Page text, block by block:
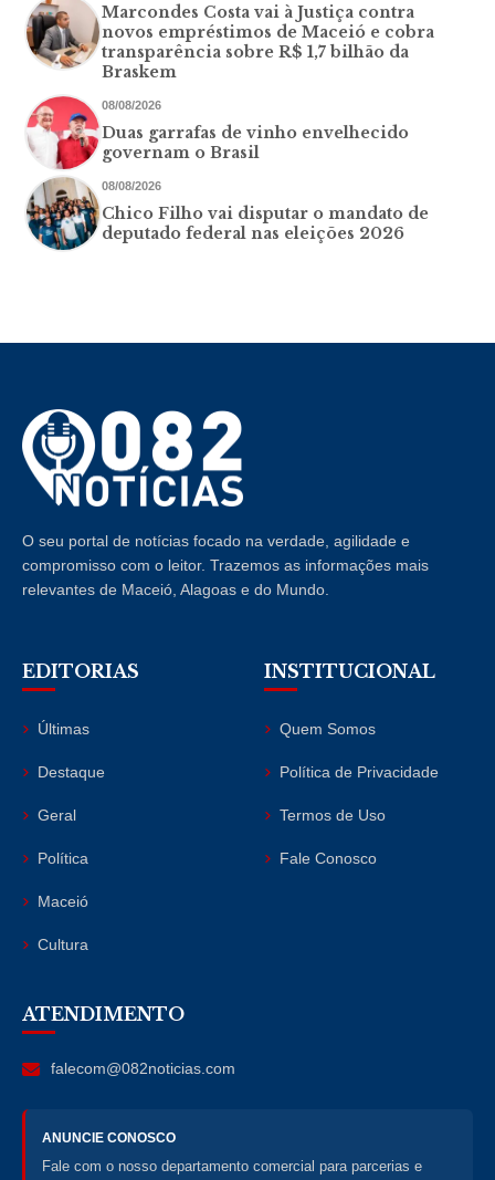
Marcondes Costa vai à Justiça contra
novos empréstimos de Maceió e cobra
transparência sobre R$ 1,7 bilhão da
Braskem
08/08/2026
Duas garrafas de vinho envelhecido
governam o Brasil
08/08/2026
Chico Filho vai disputar o mandato de
deputado federal nas eleições 2026
O seu portal de notícias focado na verdade, agilidade e
compromisso com o leitor. Trazemos as informações mais
relevantes de Maceió, Alagoas e do Mundo.
EDITORIAS
Últimas
Destaque
Geral
Política
Maceió
Cultura
INSTITUCIONAL
Quem Somos
Política de Privacidade
Termos de Uso
Fale Conosco
ATENDIMENTO
falecom@082noticias.com
ANUNCIE CONOSCO
Fale com o nosso departamento comercial para parcerias e